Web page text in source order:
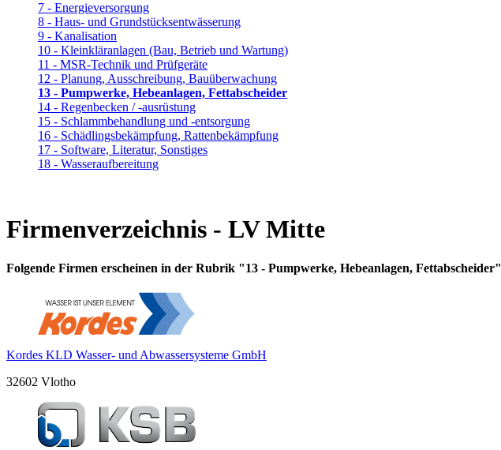
7 - Energieversorgung
8 - Haus- und Grundstücksentwässerung
9 - Kanalisation
10 - Kleinkläranlagen (Bau, Betrieb und Wartung)
11 - MSR-Technik und Prüfgeräte
12 - Planung, Ausschreibung, Bauüberwachung
13 - Pumpwerke, Hebeanlagen, Fettabscheider
14 - Regenbecken / -ausrüstung
15 - Schlammbehandlung und -entsorgung
16 - Schädlingsbekämpfung, Rattenbekämpfung
17 - Software, Literatur, Sonstiges
18 - Wasseraufbereitung
Firmenverzeichnis - LV Mitte
Folgende Firmen erscheinen in der Rubrik "13 - Pumpwerke, Hebeanlagen, Fettabscheider"
Kordes KLD Wasser- und Abwassersysteme GmbH
32602 Vlotho